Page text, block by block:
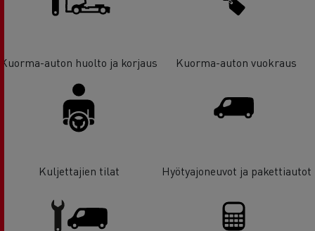
Kuorma-auton huolto ja korjaus Kuorma-auton vuokraus
Kuljettajien tilat Hyötyajoneuvot ja pakettiautot